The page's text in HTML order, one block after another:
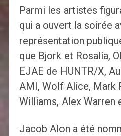
Parmi les artistes
qui a ouvert la soirée
représentation
que Bjork et Rosalía,
EJAE de HUNTR/X,
AMI, Wolf Alice, Mark
Williams, Alex Warren
Jacob Alon a été